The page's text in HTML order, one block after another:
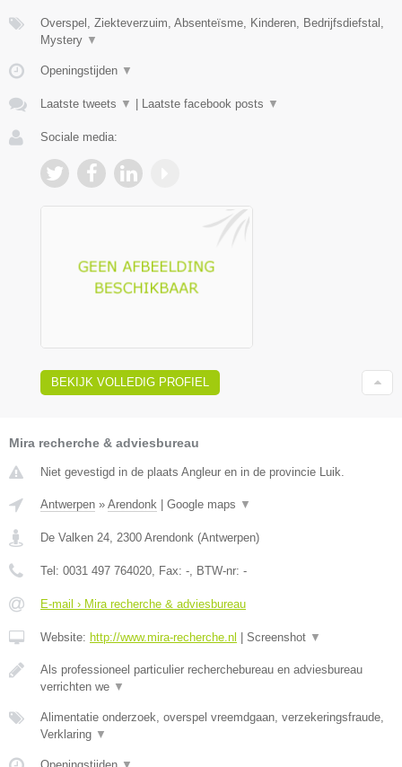
Overspel, Ziekteverzuim, Absenteïsme, Kinderen, Bedrijfsdiefstal,
Mystery ▼
Openingstijden ▼
Laatste tweets ▼ Laatste facebook posts ▼
Sociale media:
BEKIJK VOLLEDIG PROFIEL
Mira recherche & adviesbureau
Niet gevestigd in de plaats Angleur en in de provincie Luik.
Antwerpen » Arendonk Google maps ▼
De Valken 24 2300 Arendonk (Antwerpen)
Tel: 0031 497 764020 , Fax: - , BTW-nr: -
E-mail › Mira recherche & adviesbureau
Website: http://www.mira-recherche.nl Screenshot ▼
Als professioneel particulier recherchebureau en adviesbureau
verrichten we ▼
Alimentatie onderzoek, overspel vreemdgaan, verzekeringsfraude,
Verklaring ▼